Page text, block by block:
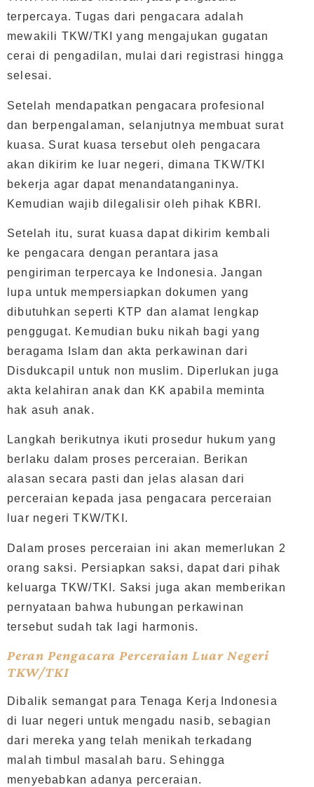
terpercaya. Tugas dari pengacara adalah
mewakili TKW/TKI yang mengajukan gugatan
cerai di pengadilan, mulai dari registrasi hingga
selesai.
Setelah mendapatkan pengacara profesional
dan berpengalaman, selanjutnya membuat surat
kuasa. Surat kuasa tersebut oleh pengacara
akan dikirim ke luar negeri, dimana TKW/TKI
bekerja agar dapat menandatanganinya.
Kemudian wajib dilegalisir oleh pihak KBRI.
Setelah itu, surat kuasa dapat dikirim kembali
ke pengacara dengan perantara jasa
pengiriman terpercaya ke Indonesia. Jangan
lupa untuk mempersiapkan dokumen yang
dibutuhkan seperti KTP dan alamat lengkap
penggugat. Kemudian buku nikah bagi yang
beragama Islam dan akta perkawinan dari
Disdukcapil untuk non muslim. Diperlukan juga
akta kelahiran anak dan KK apabila meminta
hak asuh anak.
Langkah berikutnya ikuti prosedur hukum yang
berlaku dalam proses perceraian. Berikan
alasan secara pasti dan jelas alasan dari
perceraian kepada jasa pengacara perceraian
luar negeri TKW/TKI.
Dalam proses perceraian ini akan memerlukan 2
orang saksi. Persiapkan saksi, dapat dari pihak
keluarga TKW/TKI. Saksi juga akan memberikan
pernyataan bahwa hubungan perkawinan
tersebut sudah tak lagi harmonis.
Peran Pengacara Perceraian Luar Negeri
TKW/TKI
Dibalik semangat para Tenaga Kerja Indonesia
di luar negeri untuk mengadu nasib, sebagian
dari mereka yang telah menikah terkadang
malah timbul masalah baru. Sehingga
menyebabkan adanya perceraian.